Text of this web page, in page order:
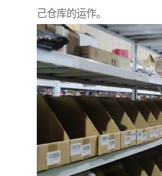
己仓库的运作。